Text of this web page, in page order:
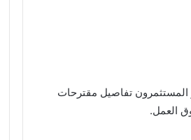
المستثمرون تفاصيل مقترحات
العمل.